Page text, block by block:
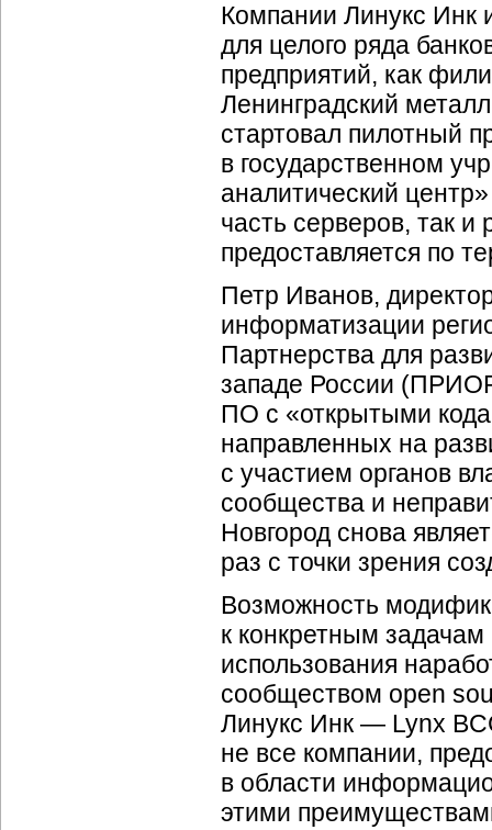
Компании Линукс Инк
для целого ряда
предприятий, как
Ленинградский
стартовал пилотный
в государственном
аналитический
часть серверов, так
предоставляется по
Петр Иванов,
информатизации
Партнерства для
западе России
ПО с «открытыми
направленных на
с участием органов
сообщества и
Новгород снова
раз с точки зрения
Возможность
к конкретным
использования
сообществом open
Линукс Инк — Lynx
не все компании,
в области
этими